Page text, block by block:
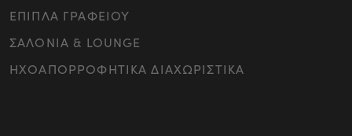
ΕΠΙΠΛΑ ΓΡΑΦΕΙΟΥ
ΣΑΛΟΝΙΑ & LOUNGE
ΗΧΟΑΠΟΡΡΟΦΗΤΙΚΑ ΔΙΑΧΩΡΙΣΤΙΚΑ